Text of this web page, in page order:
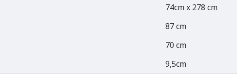
74cm x 278 cm
87 cm
70 cm
9,5cm